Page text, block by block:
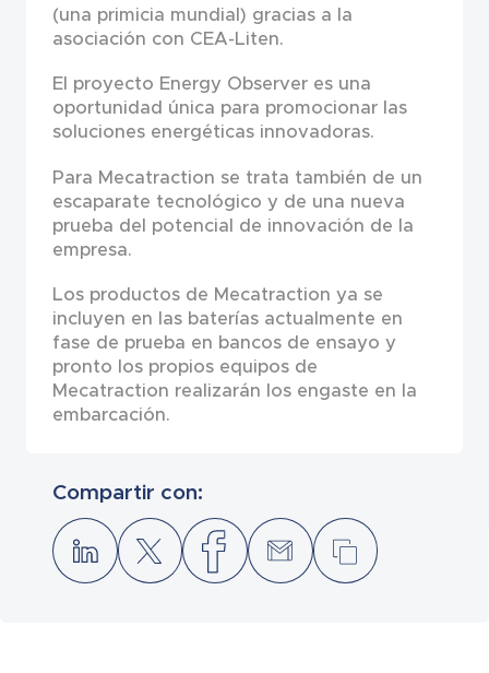
Compartir con:
(una primicia mundial) gracias a la
asociación con CEA-Liten.
El proyecto Energy Observer es una
oportunidad única para promocionar las
soluciones energéticas innovadoras.
Para Mecatraction se trata también de un
escaparate tecnológico y de una nueva
prueba del potencial de innovación de la
empresa.
Los productos de Mecatraction ya se
incluyen en las baterías actualmente en
fase de prueba en bancos de ensayo y
pronto los propios equipos de
Mecatraction realizarán los engaste en la
embarcación.